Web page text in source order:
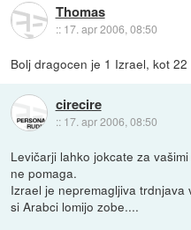
Thomas
:: 17. apr 2006, 08:50
Bolj dragocen je 1 Izrael, kot
cirecire
:: 17. apr 2006, 08:50
Levičarji lahko jokcate za
ne pomaga.
Izrael je nepremagljiva
si Arabci lomijo zobe....